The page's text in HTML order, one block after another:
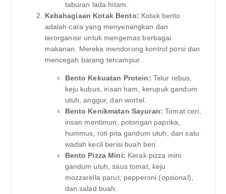
taburan lada hitam.
Kebahagiaan Kotak Bento: Kotak bento
adalah cara yang menyenangkan dan
terorganisir untuk mengemas berbagai
makanan. Mereka mendorong kontrol porsi dan
mencegah barang tercampur.
Bento Kekuatan Protein: Telur rebus,
keju kubus, irisan ham, kerupuk gandum
utuh, anggur, dan wortel.
Bento Kenikmatan Sayuran: Tomat ceri,
irisan mentimun, potongan paprika,
hummus, roti pita gandum utuh, dan satu
wadah kecil berisi buah beri.
Bento Pizza Mini: Kerak pizza mini
gandum utuh, saus tomat, keju
mozzarella parut, pepperoni (opsional),
dan salad buah.